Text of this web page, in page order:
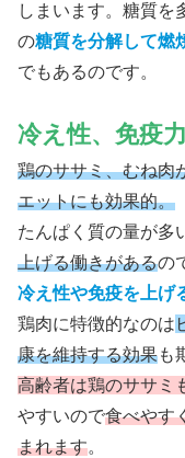
しまいます。糖質を
の糖質を分解して燃
でもあるのです。
冷え性、免疫
鶏のササミ、むね肉
エットにも効果的。
たんぱく質の量が多
上げる働きがあるの
冷え性や免疫を上げ
鶏肉に特徴的なのは
康を維持する効果も
高齢者は鶏のササミ
やすいので食べやす
まれます。